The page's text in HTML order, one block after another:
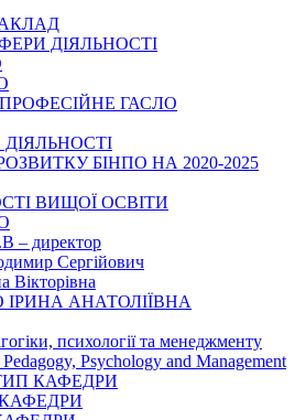
ДІЯЛЬНОСТІ
ГАСЛО
БІНПО НА 2020-2025
ВИЩОЇ ОСВІТИ
– директор
Сергійович
Вікторівна
АНАТОЛІЇВНА
психології та менеджменту
Psychology and Management
КАФЕДРИ